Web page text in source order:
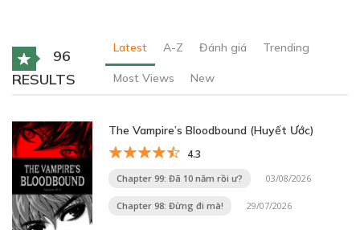
96
RESULTS
Latest A-Z Đánh giá Trending
Most Views New
The Vampire’s Bloodbound (Huyết Ước)
4.3
Chapter 99: Đã 10 năm rồi ư? 03/08/2026
Chapter 98: Đừng đi mà! 29/07/2026